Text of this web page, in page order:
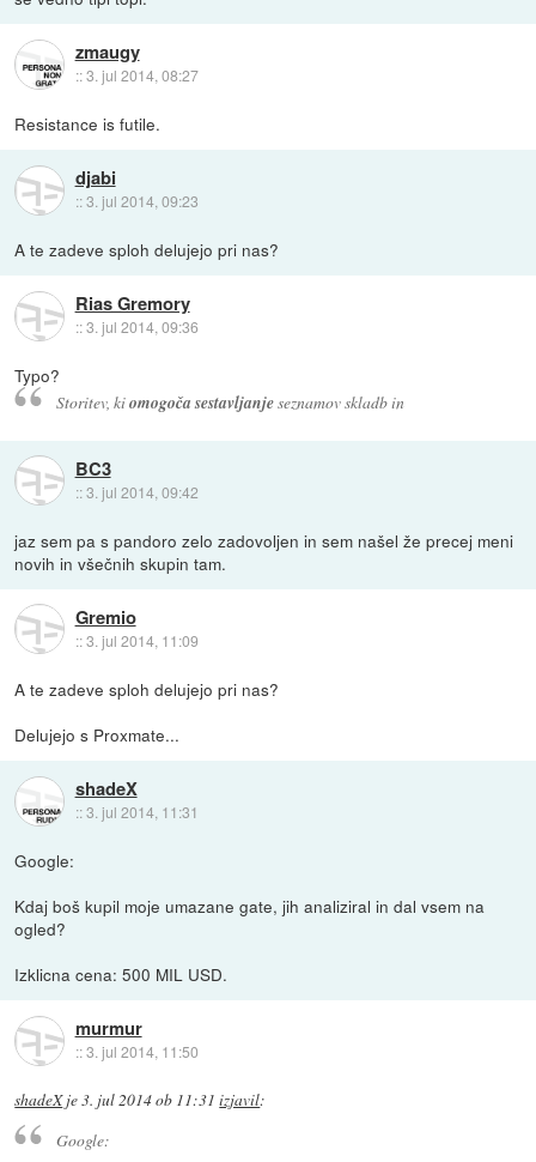
zmaugy
::3. jul 2014, 08:27
Resistance is futile.
djabi
::3. jul 2014, 09:23
A te zadeve sploh delujejo pri nas?
Rias Gremory
::3. jul 2014, 09:36
Typo?
Storitev, kiomogoča sestavljanjeseznamov skladb in
BC3
::3. jul 2014, 09:42
jaz sem pa s pandoro zelo zadovoljen in sem našel že precej meni
novih in všečnih skupin tam.
Gremio
::3. jul 2014, 11:09
A te zadeve sploh delujejo pri nas?
Delujejo s Proxmate...
shadeX
::3. jul 2014, 11:31
Google:
Kdaj boš kupil moje umazane gate, jih analiziral in dal vsem na
ogled?
Izklicna cena: 500 MIL USD.
murmur
::3. jul 2014, 11:50
shadeXje3. jul 2014 ob 11:31 izjavil:
Google: